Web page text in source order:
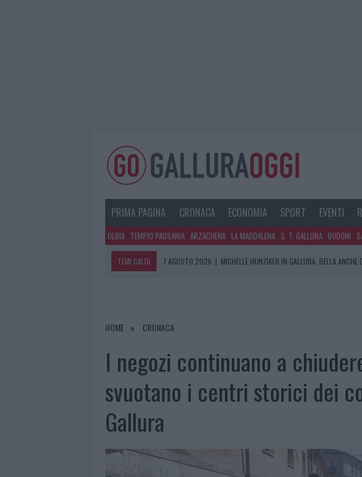
PRIMA PAGINA CRONACA ECONOMIA SPORT EVENTI
OLBIA TEMPIO PAUSANIA ARZACHENA LA MADDALENA S. T. GALLURA BUDONI
TEMI CALDI 7 AGOSTO 2026 | MICHELLE HUNZIKER IN GALLURA, BELLA
7 AGOSTO 2026
|
HOME CRONACA
I negozi continuano a
svuotano i centri storici dei
Gallura